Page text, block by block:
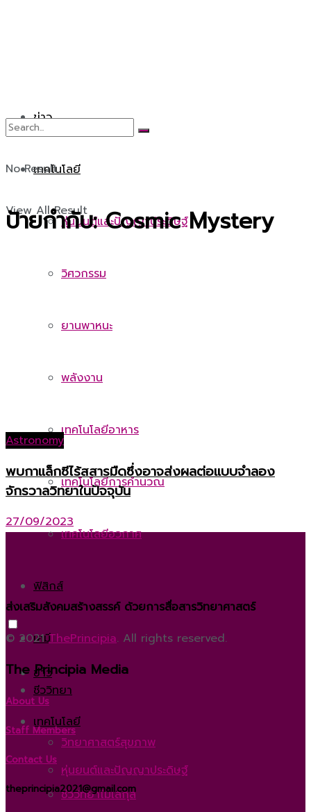
ข่าว
เทคโนโลยี
หุ่นยนต์และปัญญาประดิษฐ์
วิศวกรรม
ยานพาหนะ
พลังงาน
เทคโนโลยีอาหาร
เทคโนโลยีการคำนวณ
เทคโนโลยีอวกาศ
ฟิสิกส์
เคมี
ชีววิทยา
วิทยาศาสตร์สุขภาพ
ชีววิทยาโมเลกุล
ข่าว
เทคโนโลยี
หุ่นยนต์และปัญญาประดิษฐ์
No Result
View All Result
ป้ายกำกับ:Cosmic Mystery
Astronomy
พบกาแล็กซีไร้สสารมืดซึ่งอาจส่งผลต่อแบบจำลอง
จักรวาลวิทยาในปัจจุบัน
27/09/2023
ส่งเสริมสังคมสร้างสรรค์ ด้วยการสื่อสารวิทยาศาสตร์
© 2021ThePrincipia. All rights reserved.
The Principia Media
About Us
Staff Members
Contact Us
theprincipia2021@gmail.com